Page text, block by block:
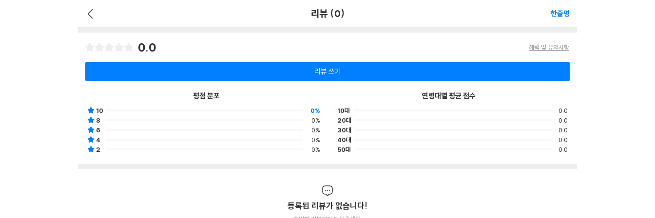
리뷰 (0) 한줄평
0.0 혜택 및 유의사항
리뷰 쓰기
평점 분포
10
0%
8
0%
6
0%
4
0%
2
0%
연령대별 평균 점수
10대
0.0
20대
0.0
30대
0.0
40대
0.0
50대
0.0
등록된 리뷰가 없습니다!